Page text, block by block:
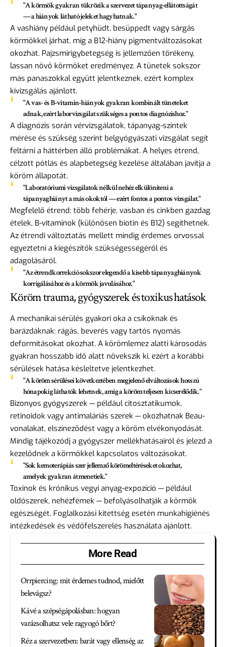
"A körmök gyakran tükrözik a szervezet tápanyag-ellátottságát
— a hiányok látható jeleket hagyhatnak."
A vashiány például petyhüdt, besüppedt vagy sárgás
körmökkel járhat, míg a B12-hiány pigmentváltozásokat
okozhat. Pajzsmirigybetegség is jellemzően törékeny,
lassan növő körmöket eredményez. A tünetek sokszor
más panaszokkal együtt jelentkeznek, ezért komplex
kivizsgálás ajánlott.
"A vas- és B-vitamin-hiányok gyakran kombinált tüneteket
adnak, ezért laborvizsgálat szükséges a pontos diagnózishoz."
A diagnózis során vérvizsgálatok, tápanyag-szintek
mérése és szükség szerint belgyógyászati vizsgálat segít
feltárni a háttérben álló problémákat. A helyes étrend,
célzott pótlás és alapbetegség kezelése általában javítja a
köröm állapotát.
"Laboratóriumi vizsgálatok nélkül nehéz elkülöníteni a
tápanyaghiányt a más okoktól — ezért fontos a pontos vizsgálat."
Megfelelő étrend: több fehérje, vasban és cinkben gazdag
ételek, B-vitaminok (különösen biotin és B12) segíthetnek.
Az étrendi változtatás mellett mindig érdemes orvossal
egyeztetni a kiegészítők szükségességéről és
adagolásáról.
"Az étrendkorrekció sokszor elegendő a kisebb tápanyaghiányok
korrigálásához és a körmök javulásához."
Köröm trauma, gyógyszerek és toxikus hatások
A mechanikai sérülés gyakori oka a csíkoknak és
barázdáknak: rágás, beverés vagy tartós nyomás
deformitásokat okozhat. A körömlemez alatti károsodás
gyakran hosszabb idő alatt növekszik ki, ezért a korábbi
sérülések hatása késleltetve jelentkezhet.
"A köröm sérülései következtében megjelenő elváltozások hosszú
hónapokig láthatók lehetnek, amíg a köröm teljesen kicserélődik."
Bizonyos gyógyszerek — például citosztatikumok,
retinoidok vagy antimaláriás szerek — okozhatnak Beau-
vonalakat, elszíneződést vagy a köröm elvékonyodását.
Mindig tájékozódj a gyógyszer mellékhatásairól és jelezd a
kezelődnek a körmökkel kapcsolatos változásokat.
"Sok kemoterápiás szer jellemző körömeltéréseket okozhat,
amelyek gyakran átmenetiek."
Toxinok és krónikus vegyi anyag-expozíció — például
oldószerek, nehézfémek — befolyásolhatják a körmök
egészségét. Foglalkozási kitettség esetén munkahigiénés
intézkedések és védőfelszerelés használata ajánlott.
More Read
Orrpiercing: mit érdemes tudnod, mielőtt
belevágsz?
Kávé a szépségápolásban: hogyan
varázsolhatsz vele ragyogó bőrt?
Réz a szervezetben: barát vagy ellenség az